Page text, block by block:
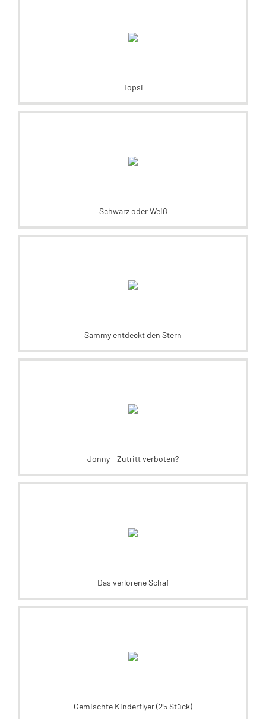
Topsi
Schwarz oder Weiß
Sammy entdeckt den Stern
Jonny - Zutritt verboten?
Das verlorene Schaf
Gemischte Kinderflyer (25 Stück)